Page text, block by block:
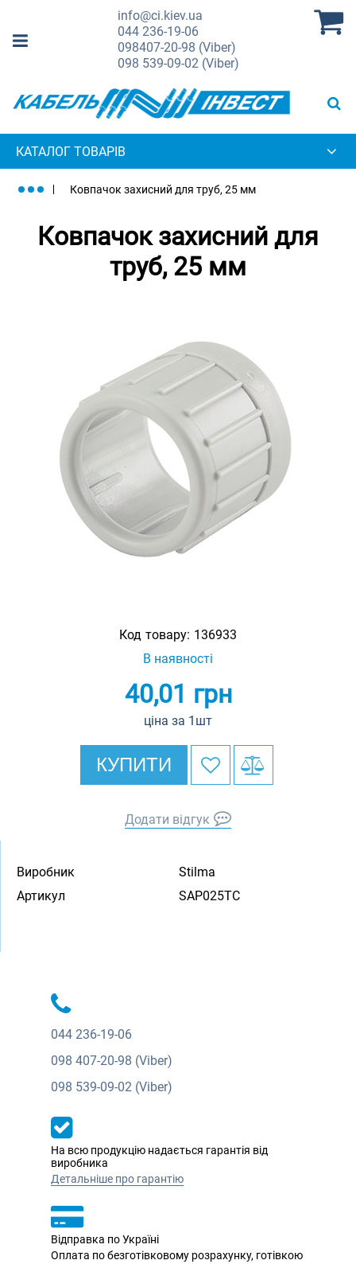
info@ci.kiev.ua
044236-19-06
098407-20-98 (Viber)
098 539-09-02 (Viber)
КАТАЛОГ ТОВАРІВ
Ковпачок захисний для труб, 25 мм
Ковпачок захисний для
труб, 25 мм
Код товару: 136933
В наявності
40,01 грн
ціна за 1шт
КУПИТИ
Додати відгук
Виробник
Stilma
Артикул
SAP025TC
044 236-19-06
098 407-20-98 (Viber)
098 539-09-02 (Viber)
На всю продукцію надається гарантія від
виробника
Детальніше про гарантію
Відправка по Україні
Оплата по безготівковому розрахунку, готівкою